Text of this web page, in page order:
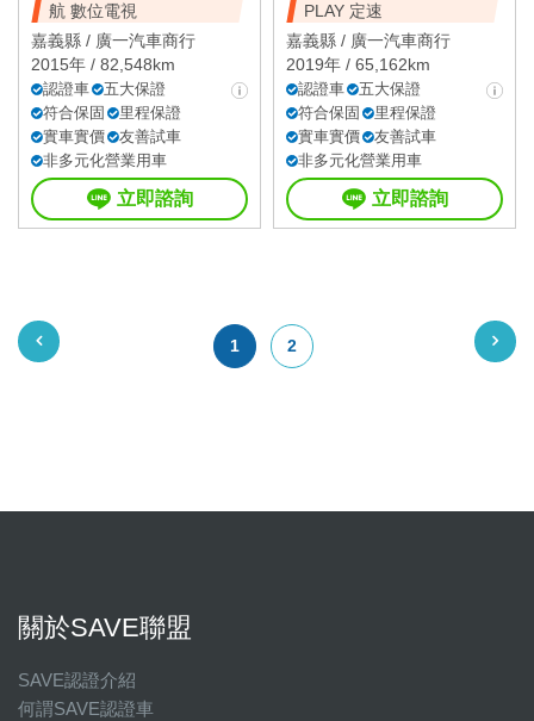
航 數位電視
嘉義縣 / 廣一汽車商行
2015年 / 82,548km
認證車
五大保證
符合保固
里程保證
實車實價
友善試車
非多元化營業用車
立即諮詢
PLAY 定速
嘉義縣 / 廣一汽車商行
2019年 / 65,162km
認證車
五大保證
符合保固
里程保證
實車實價
友善試車
非多元化營業用車
立即諮詢
1 2
關於SAVE聯盟
SAVE認證介紹
何謂SAVE認證車